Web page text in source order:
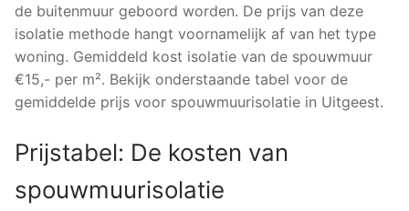
de buitenmuur geboord worden. De prijs van deze
isolatie methode hangt voornamelijk af van het type
woning. Gemiddeld kost isolatie van de spouwmuur
€15,- per m². Bekijk onderstaande tabel voor de
gemiddelde prijs voor spouwmuurisolatie in Uitgeest.
Prijstabel: De kosten van
spouwmuurisolatie